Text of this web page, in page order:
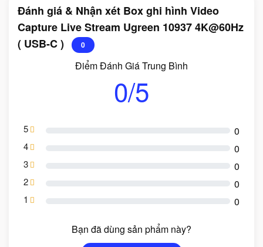
Đánh giá & Nhận xét Box ghi hình Video
Capture Live Stream Ugreen 10937 4K@60Hz
( USB-C )
0
Điểm Đánh Giá Trung Bình
0/5
5 0
4 0
3 0
2 0
1 0
Bạn đã dùng sản phẩm này?